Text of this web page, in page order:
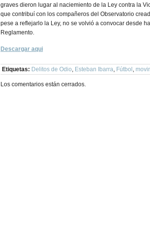
graves dieron lugar al naciemiento de la Ley contra la
que contribuí con los compañeros del Observatorio
pese a reflejarlo la Ley, no se volvió a convocar desde
Reglamento.
Descargar aqui
Etiquetas: Delitos de Odio, Esteban Ibarra, Fútbol ,
Los comentarios están cerrados.